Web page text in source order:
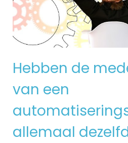
Hebben de
van een
allemaal